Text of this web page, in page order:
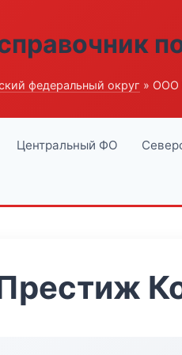
федеральный округ » ООО
Центральный ФО